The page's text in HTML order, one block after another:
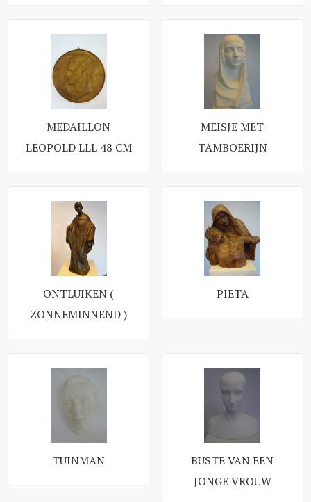
MEDAILLON
LEOPOLD LLL 48 CM
MEISJE MET
TAMBOERIJN
ONTLUIKEN (
ZONNEMINNEND )
PIETA
TUINMAN
BUSTE VAN EEN
JONGE VROUW